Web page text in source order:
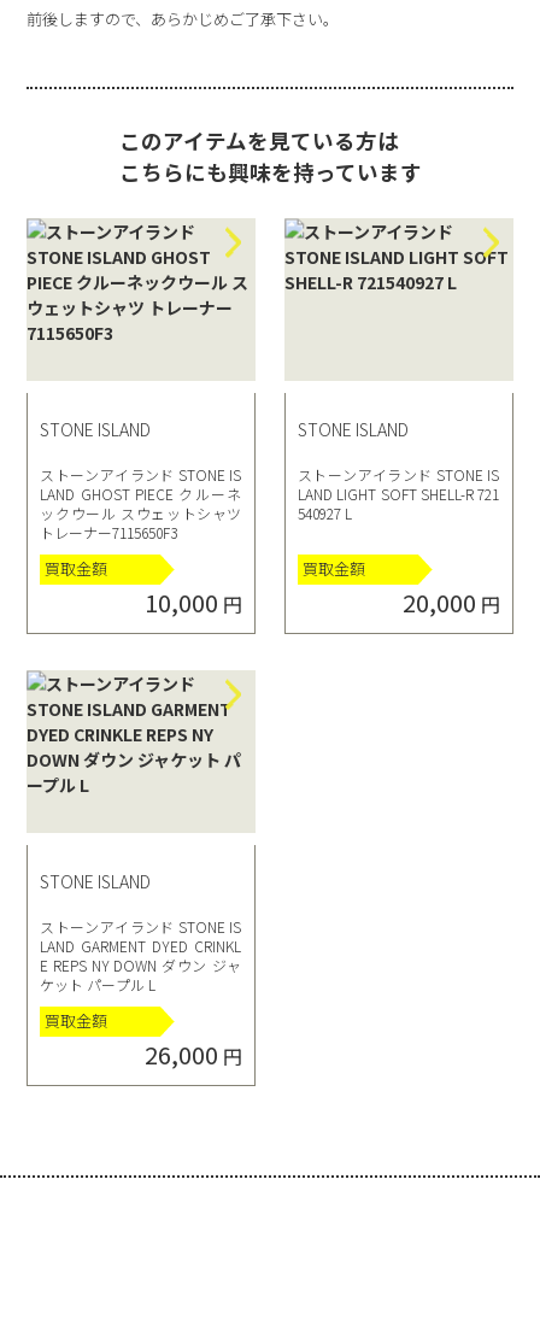
前後しますので、あらかじめご了承下さい。
このアイテムを見ている方は
こちらにも興味を持っています
STONE ISLAND
ストーンアイランド STONE IS
LAND GHOST PIECE クルーネ
ックウール スウェットシャツ
トレーナー7115650F3
買取金額
10,000 円
STONE ISLAND
ストーンアイランド STONE IS
LAND LIGHT SOFT SHELL-R 721
540927 L
買取金額
20,000 円
STONE ISLAND
ストーンアイランド STONE IS
LAND GARMENT DYED CRINKL
E REPS NY DOWN ダウン ジャ
ケット パープル L
買取金額
26,000 円